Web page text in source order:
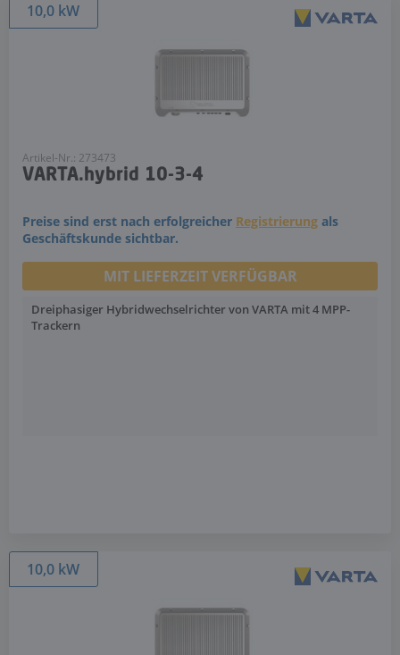
10,0 kW
Artikel-Nr.: 273473
VARTA.hybrid 10-3-4
Preise sind erst nach erfolgreicher Registrierung als
Geschäftskunde sichtbar.
MIT LIEFERZEIT VERFÜGBAR
Dreiphasiger Hybridwechselrichter von VARTA mit 4 MPP-
Trackern
10,0 kW